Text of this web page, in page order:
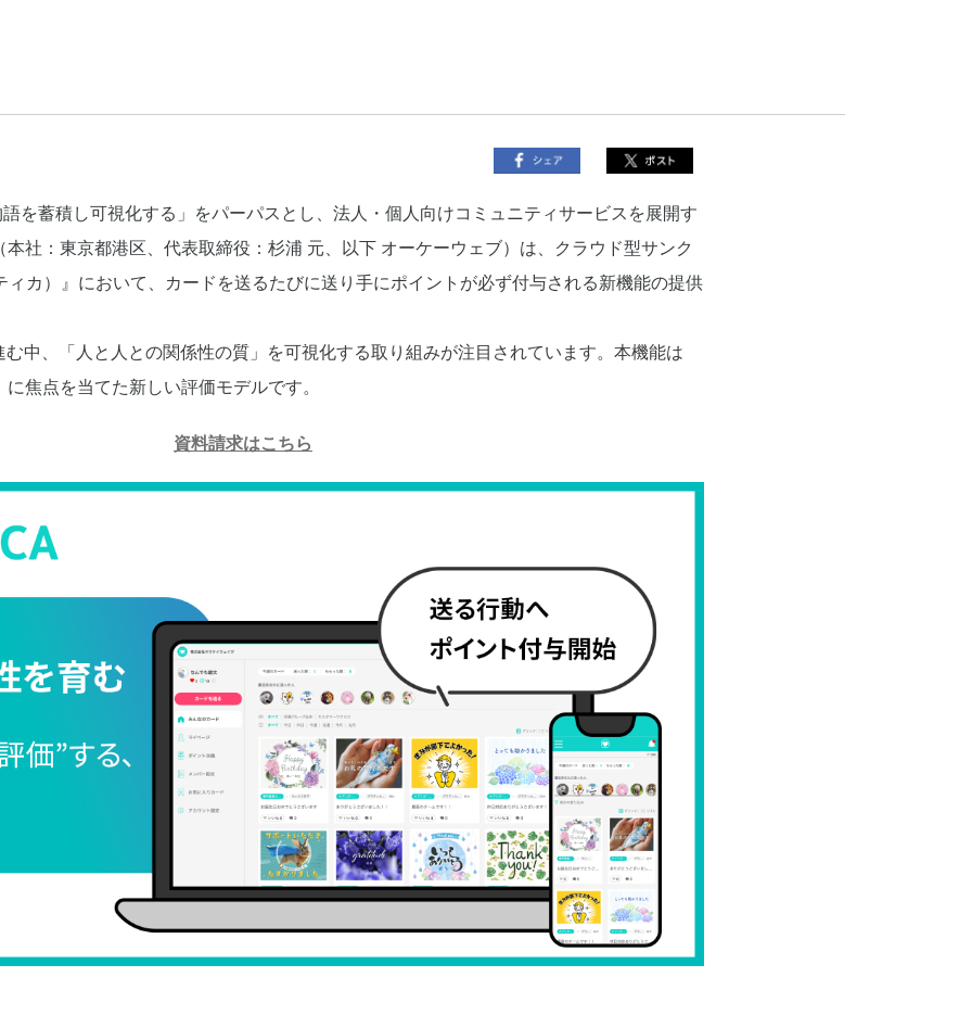
を蓄積し可視化する」をパーパスとし、法人・個人向けコミュニティサービスを展開す
社：東京都港区、代表取締役：杉浦 元、以下 オーケーウェブ）は、クラウド型サンク
ィカ）』において、カードを送るたびに送り手にポイントが必ず付与される新機能の提供
中、「人と人との関係性の質」を可視化する取り組みが注目されています。本機能は
焦点を当てた新しい評価モデルです。
資料請求はこちら